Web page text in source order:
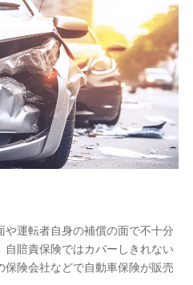
ータの項目】
サービス提供等を通じて取得
データ
ドレス、お客さまの識別子、
ービスのご利用に関する情
カード番号、性別、年齢、家族
高、dポイント利用履歴などが
モが提供する各種サービスな
提供する各種サービスのご契
ーネット利用時の行動に関す
利用時の行動に関する情報、
の名称・購入場所・決済に関
や運転者自身の補償の面で不十分
自賠責保険ではカバーしきれない
険会社などで自動車保険が販売